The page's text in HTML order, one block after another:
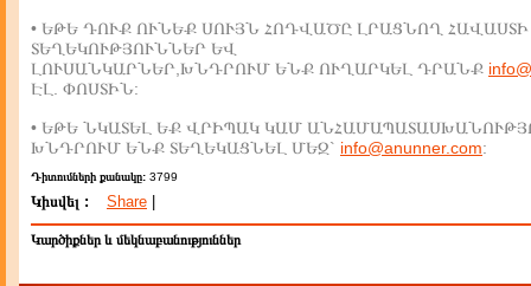
• ԵԹԵ ԴՈՒՔ ՈՒՆԵՔ ՍՈՒՅՆ ՀՈԴՎԱԾԸ ԼՐԱՑՆՈՂ ՀԱՎԱՍՏԻ
ՏԵՂԵԿՈՒԹՅՈՒՆՆԵՐ ԵՎ
ԼՈՒՍԱՆԿԱՐՆԵՐ,ԽՆԴՐՈՒՄ ԵՆՔ ՈՒՂԱՐԿԵԼ ԴՐԱՆՔ
ԷԼ. ՓՈՍՏԻՆ:
• ԵԹԵ ՆԿԱՏԵԼ ԵՔ ՎՐԻՊԱԿ ԿԱՄ
ԽՆԴՐՈՒՄ ԵՆՔ ՏԵՂԵԿԱՑՆԵԼ ՄԵԶ` info@anunner.com:
Դիտումների քանակը: 3799
Կիսվել : Share
Կարծիքներ և մեկնաբանություններ